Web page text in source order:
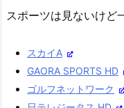
スポーツは見ないけど
スカイA
GAORA SPORTS HD
ゴルフネットワーク